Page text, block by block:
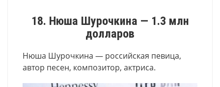
18. Нюша Шурочкина — 1.3 млн
долларов
Нюша Шурочкина — российская певица,
автор песен, композитор, актриса.